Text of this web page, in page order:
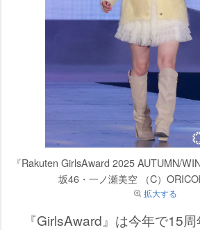
『Rakuten GirlsAward 2025 AUTUMN/
坂46・一ノ瀬美空 （C）
拡大する
『GirlsAward』は今年で15周